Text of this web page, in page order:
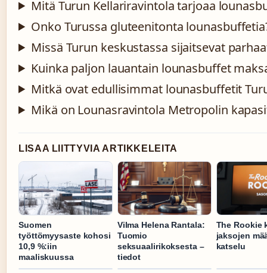
Mitä Turun Kellariravintola tarjoaa
Onko Turussa gluteenitonta
Missä Turun keskustassa sijaitsevat
Kuinka paljon lauantain lounasbuffet
Mitkä ovat edullisimmat lounasbuffetit
Mikä on Lounasravintola Metropolin
LISAA LIITTYVIA ARTIKKELEITA
Suomen
työttömyysaste kohosi
10,9 %:iin
maaliskuussa
Vilma Helena Rantala:
Tuomio
seksuaalirikoksesta –
tiedot
The Rookie
jaksojen
katselu